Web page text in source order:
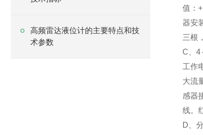
高频雷达液位计的主要特点和技
术参数
值：
器安
三根
C、4
工作
大流
感器
线。
D、